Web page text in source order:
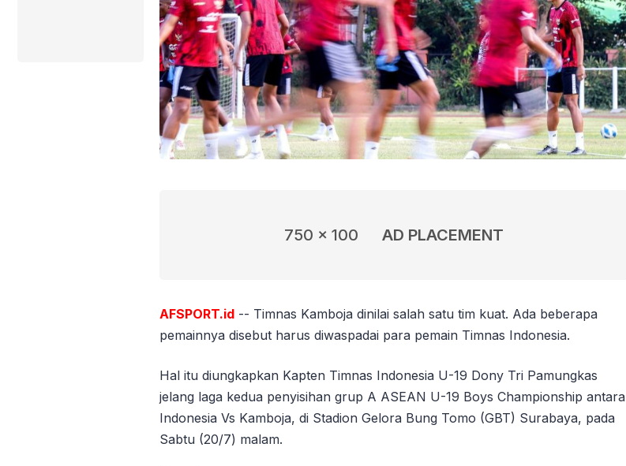
750 x 100 AD PLACEMENT
AFSPORT.id -- Timnas Kamboja dinilai salah satu tim kuat. Ada beberapa
pemainnya disebut harus diwaspadai para pemain Timnas Indonesia.
Hal itu diungkapkan Kapten Timnas Indonesia U-19 Dony Tri Pamungkas
jelang laga kedua penyisihan grup A ASEAN U-19 Boys Championship antara
Indonesia Vs Kamboja, di Stadion Gelora Bung Tomo (GBT) Surabaya, pada
Sabtu (20/7) malam.